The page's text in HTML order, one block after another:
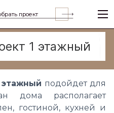
проект
1 этажный
этажный подойдет для
дома располагает
гостиной, кухней и